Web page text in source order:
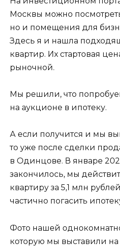
Москвы можно
но и помещения для
Здесь я и нашла
квартир. Их стартовая
рыночной.
Мы решили, что
на аукционе в ипотеку.
А если получится и мы
то уже после сделки
в Одинцове. В январе
закончилось, мы
квартиру за 5,1 млн
частично погасить
Фото нашей
которую мы выставили